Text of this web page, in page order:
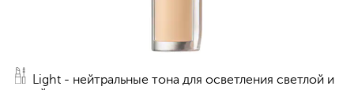
Light - нейтральные тона для осветления светлой и